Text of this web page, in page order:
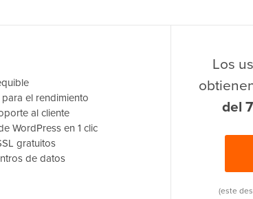
el rendimiento
al cliente
WordPress en 1 clic
gratuitos
de datos
Los
del
(este